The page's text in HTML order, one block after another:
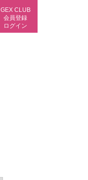
GEX CLUB
会員登録
ログイン